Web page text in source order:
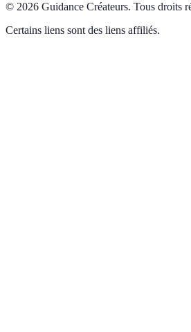
© 2026 Guidance Créateurs. Tous droits
Certains liens sont des liens affiliés.